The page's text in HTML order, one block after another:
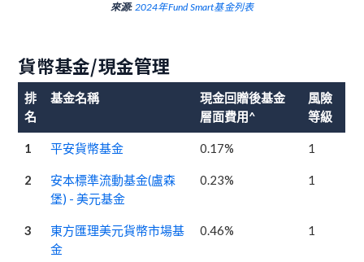
來源: 2024年Fund Smart基金列表
貨幣基金/現金管理
排
名
基金名稱
現金回贈後基金
層面費用^
風險
等級
1 平安貨幣基金 0.17% 1
2
安本標準流動基金(盧森
堡) - 美元基金
0.23% 1
3
東方匯理美元貨幣市場基
金
0.46% 1